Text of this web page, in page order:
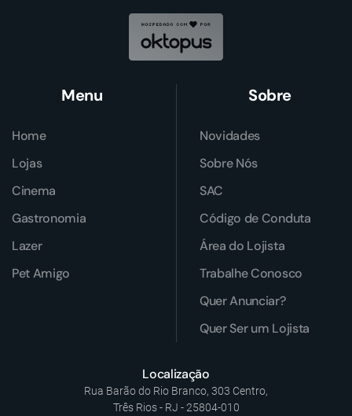
Menu
Home
Lojas
Cinema
Gastronomia
Lazer
Pet Amigo
Sobre
Novidades
Sobre Nós
SAC
Código de Conduta
Área do Lojista
Trabalhe Conosco
Quer Anunciar?
Quer Ser um Lojista
Localização
Rua Barão do Rio Branco, 303 Centro,
Três Rios - RJ - 25804-010